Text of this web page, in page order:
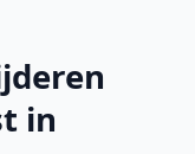
in